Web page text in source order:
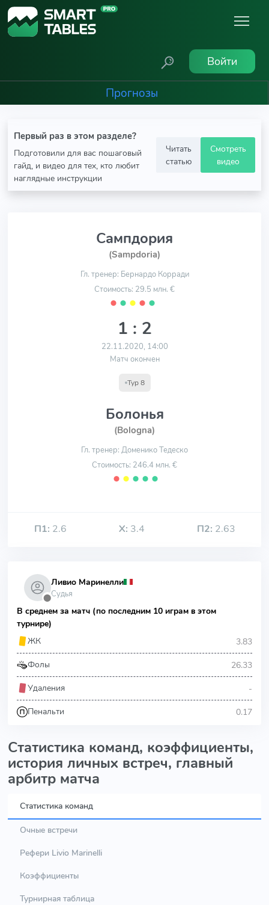
Войти
Прогнозы
Первый раз в этом разделе?
Подготовили для вас пошаговый
гайд, и видео для тех, кто любит
наглядные инструкции
Читать
статью
Смотреть
видео
Сампдория
(Sampdoria)
Гл. тренер: Бернардо Корради
Стоимость: 29.5 млн. €
⬤ ⬤ ⬤ ⬤ ⬤
1 : 2
22.11.2020, 14:00
Матч окончен
Тур 8
Болонья
(Bologna)
Гл. тренер: Доменико Тедеско
Стоимость: 246.4 млн. €
⬤ ⬤ ⬤ ⬤ ⬤
П1: 2.6 Х: 3.4 П2: 2.63
⬤
Ливио Маринелли
Судья
В среднем за матч (по последним 10 играм в этом
турнире)
ЖК
3.83
Фолы 26.33
Удаления -
Пенальти 0.17
Статистика команд, коэффициенты,
история личных встреч, главный
арбитр матча
Статистика команд
Очные встречи
Рефери Livio Marinelli
Коэффициенты
Турнирная таблица